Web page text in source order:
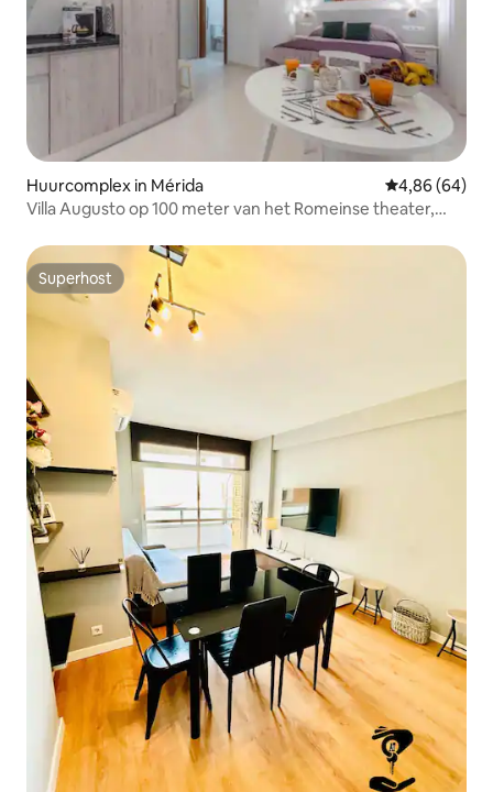
Huurcomplex in Mérida Gemiddelde
4,86 (64)
Villa Augusto op 100 meter van het Romeinse theater,
Superhost
Superhost